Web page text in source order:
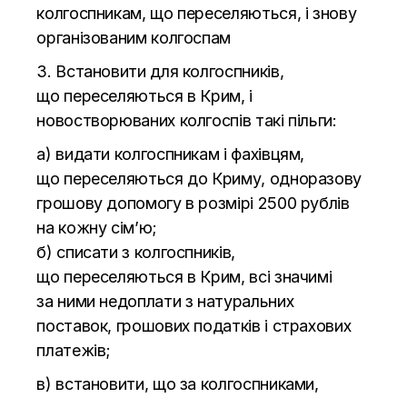
колгоспникам, що переселяються, і знову
організованим колгоспам
3. Встановити для колгоспників,
що переселяються в Крим, і
новостворюваних колгоспів такі пільги:
а) видати колгоспникам і фахівцям,
що переселяються до Криму, одноразову
грошову допомогу в розмірі 2500 рублів
на кожну сім’ю;
б) списати з колгоспників,
що переселяються в Крим, всі значимі
за ними недоплати з натуральних
поставок, грошових податків і страхових
платежів;
в) встановити, що за колгоспниками,